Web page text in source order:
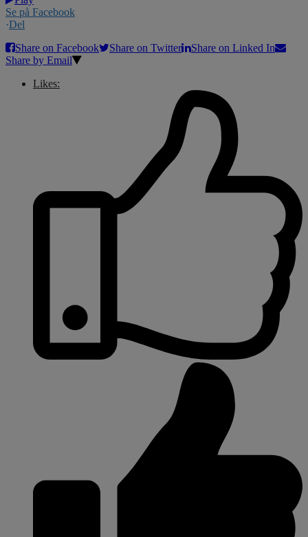
Se på Facebook
·Del
Share on Facebook
Share on Twitter
Share on Linked In
Share by Email
Likes: